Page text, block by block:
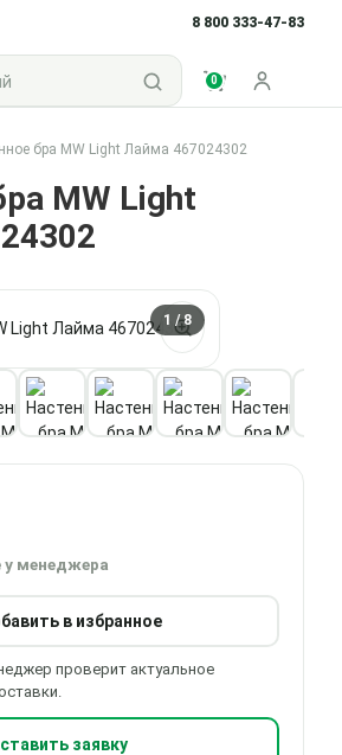
8 800 333-47-83
0
Войти
бра MW Light Лайма 467024302
MW Light
1 / 8
у менеджера
в избранное
проверит актуальное
заявку